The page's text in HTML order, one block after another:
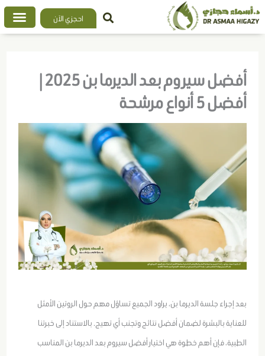
تخطي
إلى
احجزي الآن
أفضل سيروم بعد الديرما بن 2025 |
أفضل 5 أنواع مرشحة
بعد إجراء جلسة الديرما بن، يراود الجميع تساؤل مهم حول الروتين الأمثل
للعناية بالبشرة لضمان أفضل نتائج وتجنب أي تهيج. بالاستناد إلى خبرتنا
الطبية، فإن أهم خطوة هي اختيار أفضل سيروم بعد الديرما بن المناسب